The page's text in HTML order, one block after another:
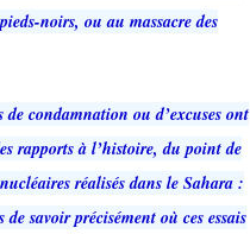
noirs, ou au massacre des
de condamnation ou d’excuses ont
rapports à l’histoire, du point de
réalisés dans le Sahara :
savoir précisément où ces essais